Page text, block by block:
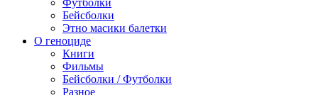
Футболки
Бейсболки
Этно масики балетки
О геноциде
Книги
Фильмы
Бейсболки / Футболки
Разное